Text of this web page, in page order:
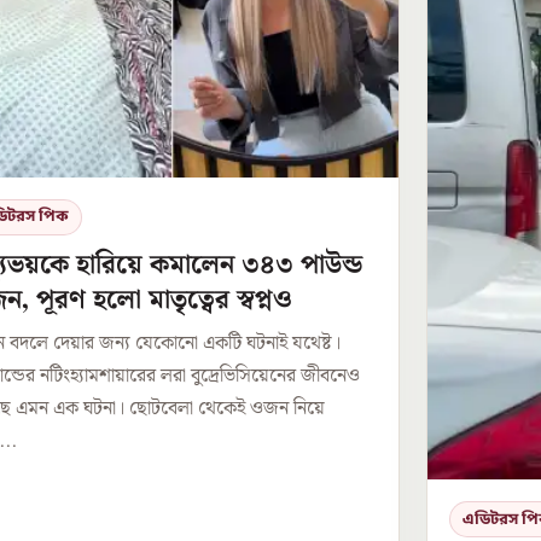
পিক
হারিয়ে কমালেন ৩৪৩ পাউন্ড
পূরণ হলো মাতৃত্বের স্বপ্নও
বদলে দেয়ার জন্য যেকোনো একটি ঘটনাই যথেষ্ট।
নটিংহ্যামশায়ারের লরা বুদ্রেভিসিয়েনের জীবনেও
এমন এক ঘটনা। ছোটবেলা থেকেই ওজন নিয়ে
এডিটরস